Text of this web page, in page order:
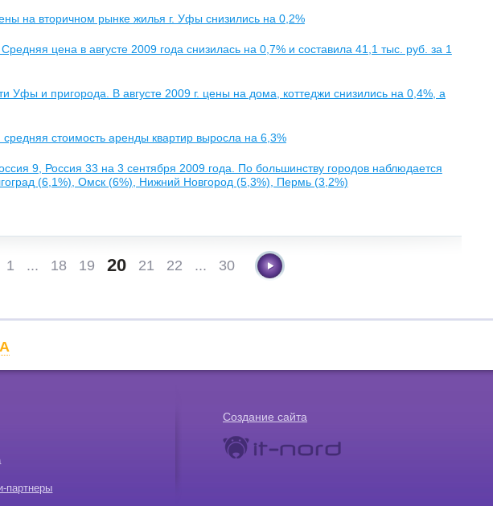
на вторичном рынке жилья г. Уфы снизились на 0,2%
цена в августе 2009 года снизилась на 0,7% и составила 41,1 тыс. руб. за 1
Уфы и пригорода. В августе 2009 г. цены на дома, коттеджи снизились на 0,4%, а
стоимость аренды квартир выросла на 6,3%
9, Россия 33 на 3 сентября 2009 года. По большинству городов наблюдается
(6,1%), Омск (6%), Нижний Новгород (5,3%), Пермь (3,2%)
1 ... 18 19 20 21 22 ... 30
партнеры
Создание сайта